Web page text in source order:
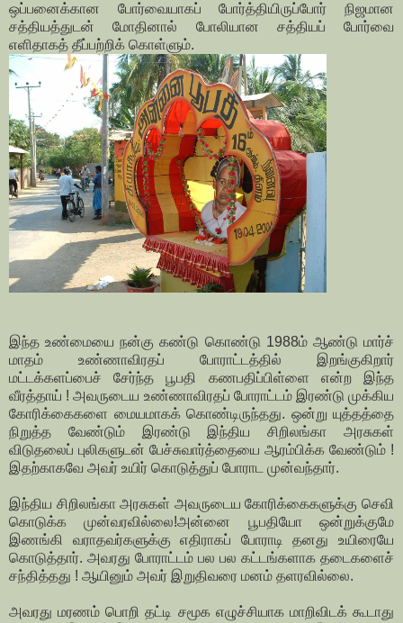
ஒப்பனைக்கான போர்வையாகப் போர்த்தியிருப்போர் நிஜமான
சத்தியத்துடன் மோதினால் போலியான சத்தியப் போர்வை
எளிதாகத் தீப்பற்றிக் கொள்ளும்.
இந்த உண்மையை நன்கு கண்டு கொண்டு 1988ம் ஆண்டு மார்ச்
மாதம் உண்ணாவிரதப் போராட்டத்தில் இறங்குகிறார்
மட்டக்களப்பைச் சேர்ந்த பூபதி கணபதிப்பிள்ளை என்ற இந்த
வீரத்தாய் ! அவருடைய உண்ணாவிரதப் போராட்டம் இரண்டு முக்கிய
கோரிக்கைகளை மையமாகக் கொண்டிருந்தது. ஒன்று யுத்தத்தை
நிறுத்த வேண்டும் இரண்டு இந்திய சிறிலங்கா அரசுகள்
விடுதலைப் புலிகளுடன் பேச்சுவார்த்தையை ஆரம்பிக்க வேண்டும் !
இதற்காகவே அவர் உயிர் கொடுத்துப் போராட முன்வந்தார்.
இந்திய சிறிலங்கா அரசுகள் அவருடைய கோரிக்கைகளுக்கு செவி
கொடுக்க முன்வரவில்லை!அன்னை பூபதியோ ஒன்றுக்குமே
இணங்கி வராதவர்களுக்கு எதிராகப் போராடி தனது உயிரையே
கொடுத்தார். அவரது போராட்டம் பல பல கட்டங்களாக தடைகளைச்
சந்தித்தது ! ஆயினும் அவர் இறுதிவரை மனம் தளரவில்லை.
அவரது மரணம் பொறி தட்டி சமூக எழுச்சியாக மாறிவிடக் கூடாது